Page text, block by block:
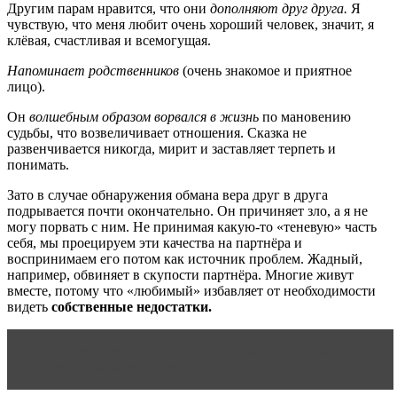
Другим парам нравится, что они дополняют друг друга. Я
чувствую, что меня любит очень хороший человек, значит, я
клёвая, счастливая и всемогущая.
Напоминает родственников (очень знакомое и приятное
лицо).
Он волшебным образом ворвался в жизнь по мановению
судьбы, что возвеличивает отношения. Сказка не
развенчивается никогда, мирит и заставляет терпеть и
понимать.
Зато в случае обнаружения обмана вера друг в друга
подрывается почти окончательно. Он причиняет зло, а я не
могу порвать с ним. Не принимая какую-то «теневую» часть
себя, мы проецируем эти качества на партнёра и
воспринимаем его потом как источник проблем. Жадный,
например, обвиняет в скупости партнёра. Многие живут
вместе, потому что «любимый» избавляет от необходимости
видеть собственные недостатки.